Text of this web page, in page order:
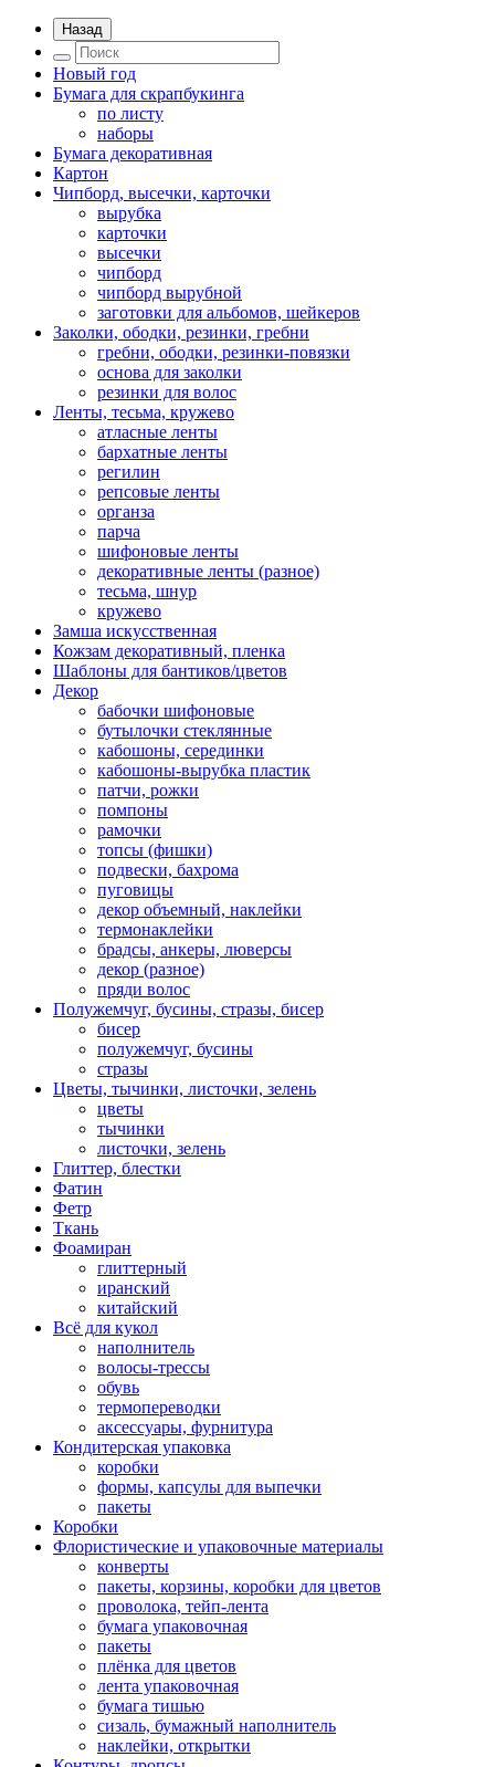
Назад
Новый год
Бумага для скрапбукинга
по листу
наборы
Бумага декоративная
Картон
Чипборд, высечки, карточки
вырубка
карточки
высечки
чипборд
чипборд вырубной
заготовки для альбомов, шейкеров
Заколки, ободки, резинки, гребни
гребни, ободки, резинки-повязки
основа для заколки
резинки для волос
Ленты, тесьма, кружево
атласные ленты
бархатные ленты
регилин
репсовые ленты
органза
парча
шифоновые ленты
декоративные ленты (разное)
тесьма, шнур
кружево
Замша искусственная
Кожзам декоративный, пленка
Шаблоны для бантиков/цветов
Декор
бабочки шифоновые
бутылочки стеклянные
кабошоны, серединки
кабошоны-вырубка пластик
патчи, рожки
помпоны
рамочки
топсы (фишки)
подвески, бахрома
пуговицы
декор объемный, наклейки
термонаклейки
брадсы, анкеры, люверсы
декор (разное)
пряди волос
Полужемчуг, бусины, стразы, бисер
бисер
полужемчуг, бусины
стразы
Цветы, тычинки, листочки, зелень
цветы
тычинки
листочки, зелень
Глиттер, блестки
Фатин
Фетр
Ткань
Фоамиран
глиттерный
иранский
китайский
Всё для кукол
наполнитель
волосы-трессы
обувь
термопереводки
аксессуары, фурнитура
Кондитерская упаковка
коробки
формы, капсулы для выпечки
пакеты
Коробки
Флористические и упаковочные материалы
конверты
пакеты, корзины, коробки для цветов
проволока, тейп-лента
бумага упаковочная
пакеты
плёнка для цветов
лента упаковочная
бумага тишью
сизаль, бумажный наполнитель
наклейки, открытки